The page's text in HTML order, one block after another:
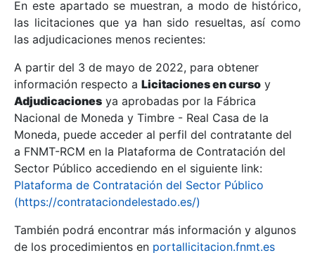
Mostrar/Ocultar
Mostrar/Ocultar
En este apartado se muestran, a modo de histórico,
las licitaciones que ya han sido resueltas, así como
las adjudicaciones menos recientes:
A partir del 3 de mayo de 2022, para obtener
información respecto a Licitaciones en curso y
Adjudicaciones ya aprobadas por la Fábrica
Nacional de Moneda y Timbre - Real Casa de la
Moneda, puede acceder al perfil del contratante del
a FNMT-RCM en la Plataforma de Contratación del
Sector Público accediendo en el siguiente link:
Plataforma de Contratación del Sector Público
(https://contrataciondelestado.es/)
También podrá encontrar más información y algunos
de los procedimientos en portallicitacion.fnmt.es